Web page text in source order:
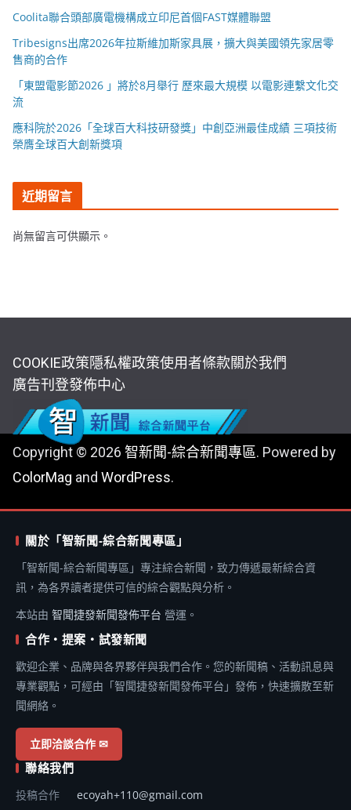
Coolita聯合頭部廣電機構成立印尼首個FAST媒體聯盟
Tribesigns出席2026年拉斯維加斯家具展，擴大與美國領先家居零
售商的合作
「東盟電影節2026 」將於8月舉行 歷來最大規模 以電影連繫文化交
流
應科院於2026「全球百大科技研發獎」中創亞洲最佳成績 三項技術
榮膺全球百大創新獎項
近期留言
尚無留言可供顯示。
COOKIE政策隱私權政策使用者條款關於我們
廣告刊登發佈中心
Copyright © 2026 智新聞-綜合新聞專區. Powered by
ColorMag and WordPress.
關於「智新聞-綜合新聞專區」
「智新聞-綜合新聞專區」專注綜合新聞，致力傳遞最新綜合資
訊，為各界讀者提供可信的綜合觀點與分析。
本站由 智聞捷發新聞發佈平台 營運。
合作・提案・試發新聞
歡迎企業、品牌與各界夥伴與我們合作。您的新聞稿、活動訊息與
專業觀點，可經由「智聞捷發新聞發佈平台」發佈，快速擴散至新
聞網絡。
立即洽談合作 ✉
聯絡我們
投稿合作 ecoyah+110@gmail.com